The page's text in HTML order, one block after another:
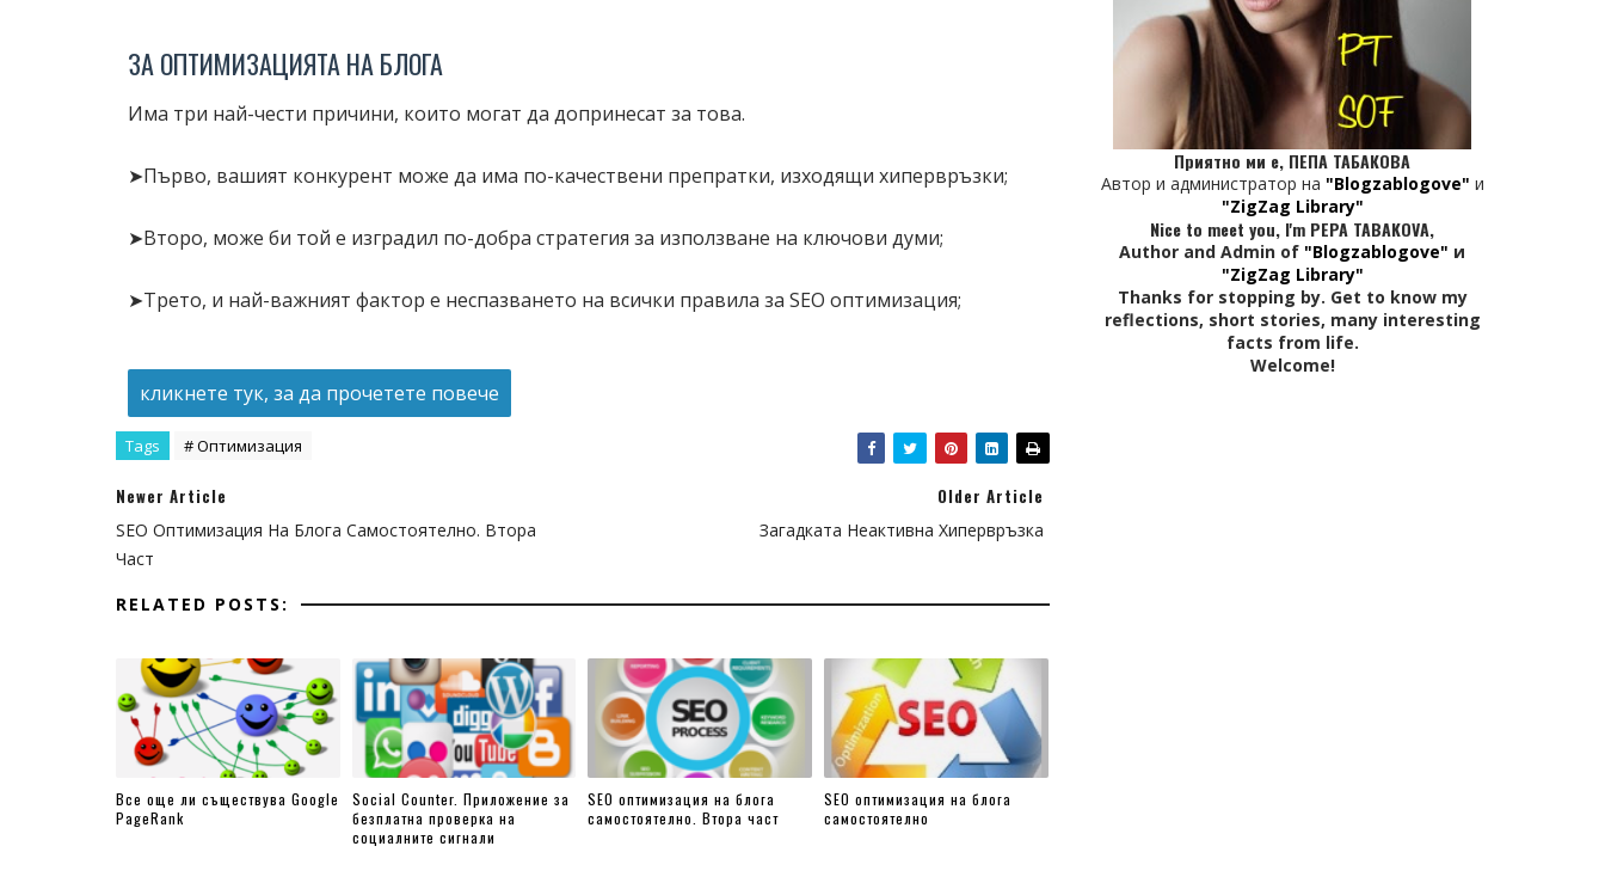
ЗА ОПТИМИЗАЦИЯТА НА БЛОГА
Има три най-чести причини, които могат да допринесат за това.
➤Първо, вашият конкурент може да има по-качествени препратки, изходящи хипервръзки;
➤Второ, може би той е изградил по-добра стратегия за използване на ключови думи;
➤Трето, и най-важният фактор е неспазването на всички правила за SEO оптимизация;
кликнете тук, за да прочетете повече
Tags # Оптимизация
Newer Article
SEO Оптимизация На Блога Самостоятелно. Втора
Част
Older Article
Загадката Неактивна Хипервръзка
RELATED POSTS:
Все още ли съществува Google
PageRank
Social Counter. Приложение за
безплатна проверка на
социалните сигнали
SEO оптимизация на блога
самостоятелно. Втора част
SEO оптимизация на блога
самостоятелно
Приятно ми е, ПЕПА ТАБАКОВА
Автор и администратор на "Blogzablogove" и
"ZigZag Library"
Nice to meet you, I'm PEPA TABAKOVA,
Author and Admin of "Blogzablogove" и
"ZigZag Library"
Thanks for stopping by. Get to know my
reflections, short stories, many interesting
facts from life.
Welcome!